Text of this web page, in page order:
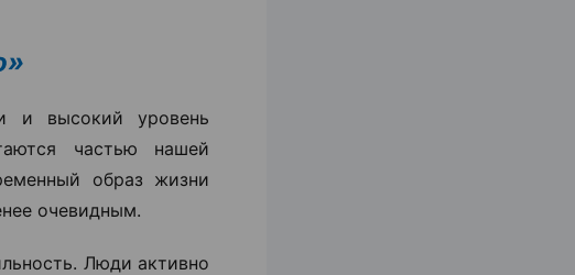
и высокий уровень
частью нашей
образ жизни
очевидным.
Люди активно